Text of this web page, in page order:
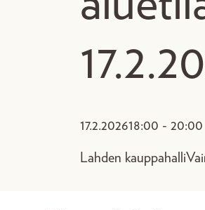
17.2.202618:00 - 20:00
Lahden kauppahalli